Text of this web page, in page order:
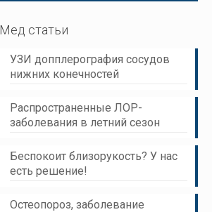
Мед статьи
УЗИ допплерография сосудов
нижних конечностей
Распространенные ЛОР-
заболевания в летний сезон
Беспокоит близорукость? У нас
есть решение!
Остеопороз, заболевание